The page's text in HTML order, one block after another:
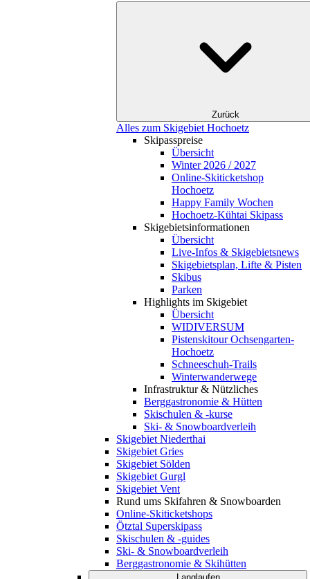
Zurück
Alles zum Skigebiet Hochoetz
Skipasspreise
Übersicht
Winter 2026 / 2027
Online-Skiticketshop
Hochoetz
Happy Family Wochen
Hochoetz-Kühtai Skipass
Skigebietsinformationen
Übersicht
Live-Infos & Skigebietsnews
Skigebietsplan, Lifte & Pisten
Skibus
Parken
Highlights im Skigebiet
Übersicht
WIDIVERSUM
Pistenskitour Ochsengarten-
Hochoetz
Schneeschuh-Trails
Winterwanderwege
Infrastruktur & Nützliches
Berggastronomie & Hütten
Skischulen & -kurse
Ski- & Snowboardverleih
Skigebiet Niederthai
Skigebiet Gries
Skigebiet Sölden
Skigebiet Gurgl
Skigebiet Vent
Rund ums Skifahren & Snowboarden
Online-Skiticketshops
Ötztal Superskipass
Skischulen & -guides
Ski- & Snowboardverleih
Berggastronomie & Skihütten